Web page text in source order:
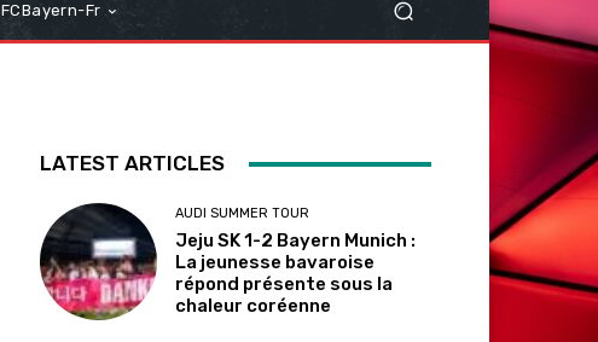
FCBayern-Fr
LATEST ARTICLES
AUDI SUMMER TOUR
Jeju SK 1-2 Bayern Munich :
La jeunesse bavaroise
répond présente sous la
chaleur coréenne